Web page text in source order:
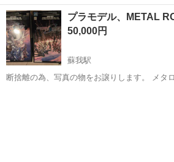
メ『超電磁マシーン ボルテスV』放映から約
的な支持を受けているフィリピンで実写映像化
レガシー』。 当時の...
千葉 船橋市 津田沼駅 模型、プラ
プラモデル、METAL
50,000円
蘇我駅
断捨離の為、写真の物をお譲りします。 メタ